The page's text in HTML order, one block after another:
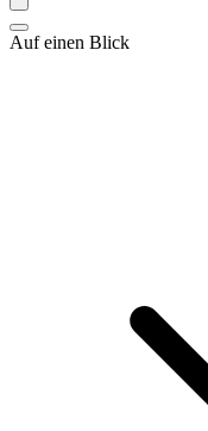
Auf einen Blick